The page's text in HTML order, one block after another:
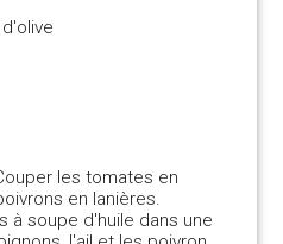
les tomates en
en lanières.
à soupe d'huile dans une